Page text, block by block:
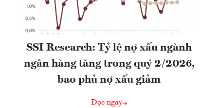
SSI Research: Tỷ lệ nợ xấu ngành
ngân hàng tăng trong quý 2/2026,
bao phủ nợ xấu giảm
Đọc ngay